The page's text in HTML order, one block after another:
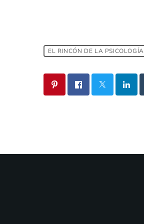
EL RINCÓN DE LA PSICOLOGÍA